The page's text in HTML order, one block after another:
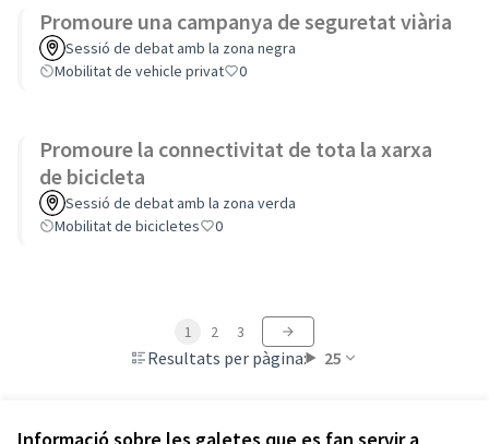
Promoure una campanya de seguretat viària
Sessió de debat amb la zona negra
Mobilitat de vehicle privat
0
Promoure la connectivitat de tota la xarxa
de bicicleta
Sessió de debat amb la zona verda
Mobilitat de bicicletes
0
Resultats per pàgina: 25
1 2 3